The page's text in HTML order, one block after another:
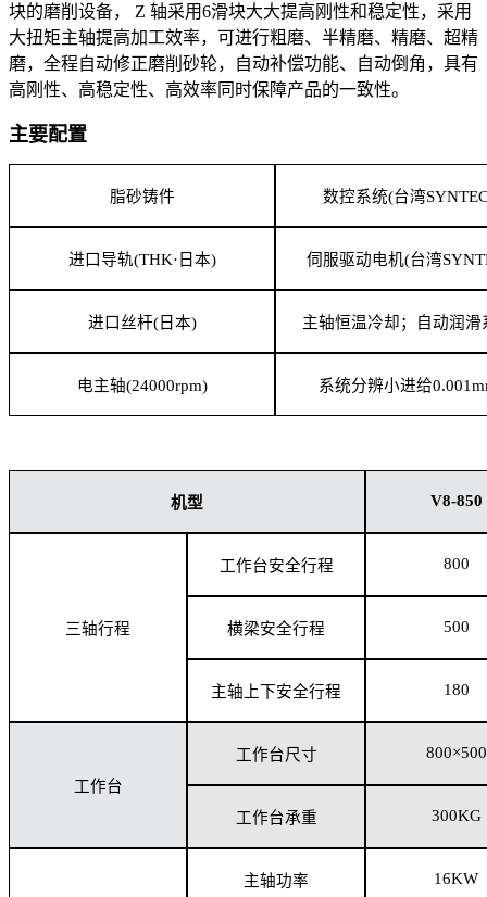
块的磨削设备， Z 轴采用6滑块大大提高刚性和稳定性，采用
大扭矩主轴提高加工效率，可进行粗磨、半精磨、精磨、超精
磨，全程自动修正磨削砂轮，自动补偿功能、自动倒角，具有
高刚性、高稳定性、高效率同时保障产品的一致性。
主要配置
脂砂铸件 数控系统(台湾
进口导轨(THK·日本) 伺服驱动电机(台湾
进口丝杆(日本) 主轴恒温冷却；自动润滑
电主轴(24000rpm) 系统分辨小进给
机型 V8-850
三轴行程
工作台安全行程 800
横梁安全行程 500
主轴上下安全行程 180
工作台
工作台尺寸 800×500
工作台承重 300KG
主轴功率 16KW